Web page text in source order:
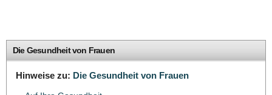
Die Gesundheit von Frauen
Hinweise zu: Die Gesundheit von Frauen